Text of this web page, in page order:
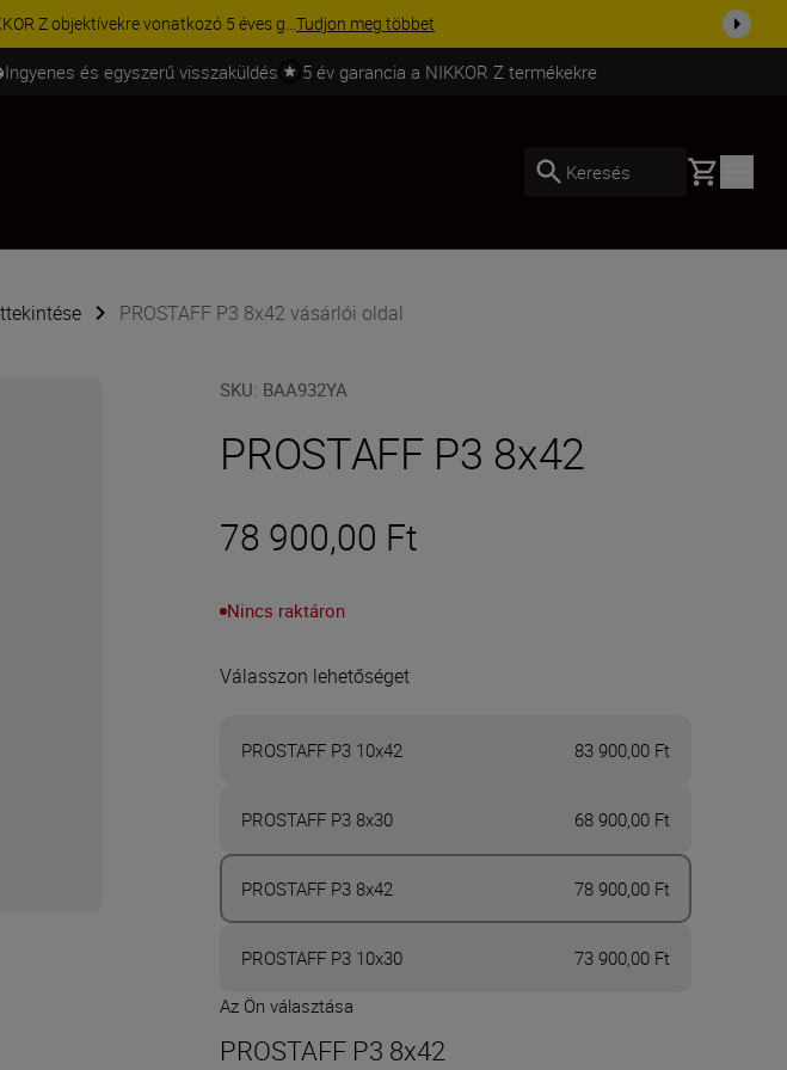
vonatkozó 5 éves g...Tudjon meg többet
Ingyenes és egyszerű visszaküldés 5 év garancia a NIKKOR Z termékekre
Keresés Basket
PROSTAFF P3 8x42 vásárlói oldal
SKU: BAA932YA
PROSTAFF P3 8x42
78 900,00 Ft
Nincs raktáron
Válasszon lehetőséget
PROSTAFF P3 10x42 83 900,00 Ft
PROSTAFF P3 8x30 68 900,00 Ft
PROSTAFF P3 8x42 78 900,00 Ft
PROSTAFF P3 10x30 73 900,00 Ft
Az Ön választása
PROSTAFF P3 8x42